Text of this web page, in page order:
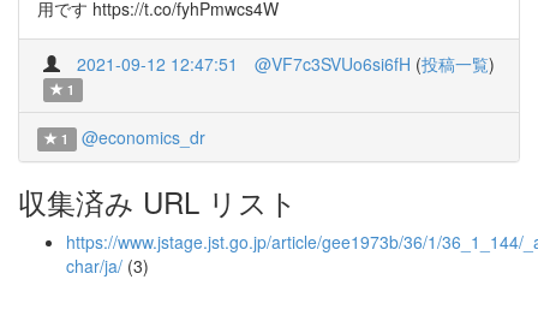
用です https://t.co/fyhPmwcs4W
2021-09-12 12:47:51 @VF7c3SVUo6si6fH (投稿一覧)
1
1 @economics_dr
収集済み URL リスト
https://www.jstage.jst.go.jp/article/gee1973b/36/1/36_1_144/
char/ja/ (3)